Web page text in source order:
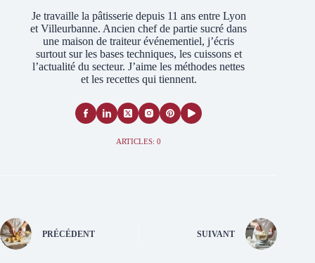
Je travaille la pâtisserie depuis 11 ans entre Lyon
et Villeurbanne. Ancien chef de partie sucré dans
une maison de traiteur événementiel, j’écris
surtout sur les bases techniques, les cuissons et
l’actualité du secteur. J’aime les méthodes nettes
et les recettes qui tiennent.
ARTICLES: 0
PRÉCÉDENT SUIVANT